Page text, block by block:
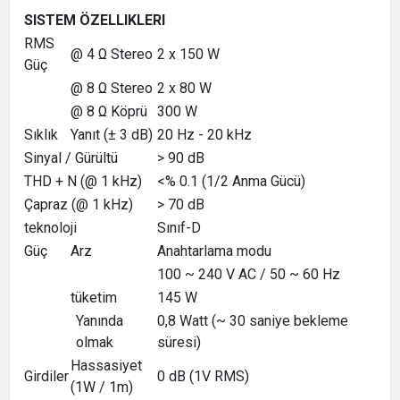
SISTEM ÖZELLIKLERI
RMS
Güç
@ 4 Ω Stereo 2 x 150 W
@ 8 Ω Stereo 2 x 80 W
@ 8 Ω Köprü 300 W
Sıklık
Yanıt (± 3 dB) 20 Hz - 20 kHz
Sinyal / Gürültü
> 90 dB
THD + N (@ 1 kHz)
<% 0.1 (1/2 Anma Gücü)
Çapraz (@ 1 kHz)
> 70 dB
teknoloji
Sınıf-D
Güç
Arz
Anahtarlama modu
100 ~ 240 V AC / 50 ~ 60 Hz
tüketim
145 W
Yanında
olmak
0,8 Watt (~ 30 saniye bekleme
süresi)
Girdiler
Hassasiyet
(1W / 1m)
0 dB (1V RMS)